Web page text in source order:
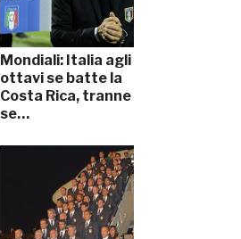
Mondiali: Italia agli
ottavi se batte la
Costa Rica, tranne
se…